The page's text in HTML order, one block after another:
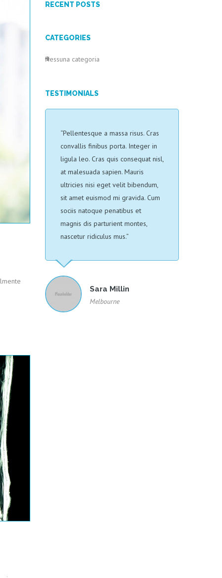
RECENT POSTS
CATEGORIES
Nessuna categoria
TESTIMONIALS
“Pellentesque a massa risus. Cras
convallis finibus porta. Integer in
ligula leo. Cras quis consequat nisl,
at malesuada sapien. Mauris
ultricies nisi eget velit bibendum,
sit amet euismod mi gravida. Cum
sociis natoque penatibus et
magnis dis parturient montes,
nascetur ridiculus mus.”
Sara Millin
Melbourne